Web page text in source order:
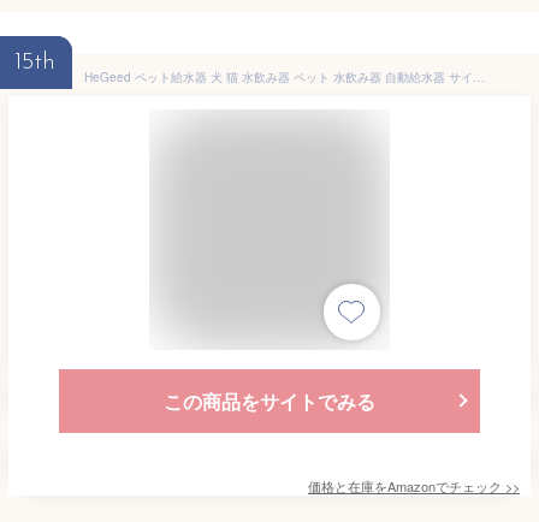
15th
HeGeed ペット給水器 犬 猫 水飲み器 ペット 水飲み器 自動給水器 サイフォンの原理を採用し、大容量 520ml 目盛りのついた透明なボトルで、自動ペット給水器 犬猫用 電源不要 取り外し可能 組み立て簡単 清潔便利 猫と小型/中型犬用(ベージュ)ボトル付き
この商品をサイトでみる
価格と在庫をAmazonでチェック >>